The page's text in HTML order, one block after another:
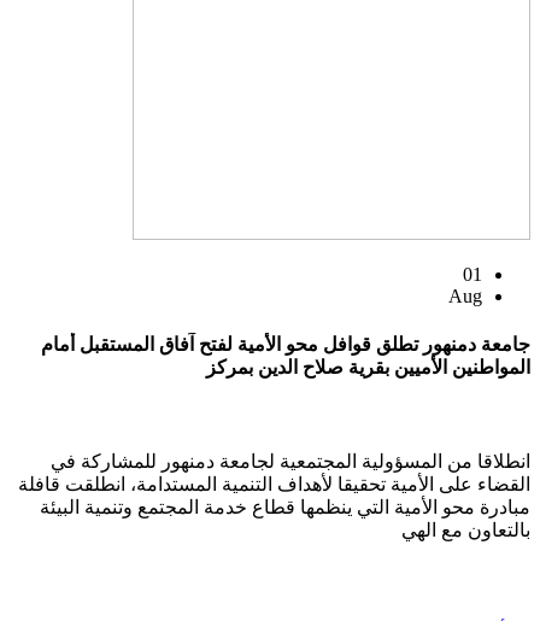
01
Aug
جامعة دمنهور تطلق قوافل محو الأمية لفتح آفاق المستقبل أمام
المواطنين الأميين بقرية صلاح الدين بمركز
انطلاقا من المسؤولية المجتمعية لجامعة دمنهور للمشاركة في
القضاء على الأمية تحقيقا لأهداف التنمية المستدامة، انطلقت قافلة
مبادرة محو الأمية التي ينظمها قطاع خدمة المجتمع وتنمية البيئة
بالتعاون مع الهي